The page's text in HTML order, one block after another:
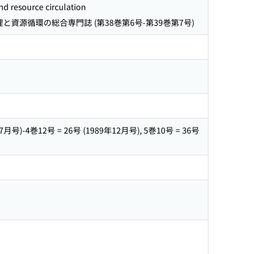
resource circulation
資源循環の総合専門誌 (第38巻第6号-第39巻第7号)
号)-4巻12号 = 26号 (1989年12月号), 5巻10号 = 36号